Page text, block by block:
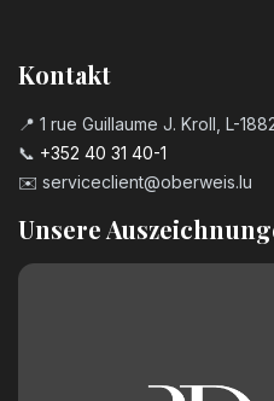
Kontakt
📍 1 rue Guillaume J. Kroll, L-
📞 +352 40 31 40-1
✉️ serviceclient@oberweis.lu
Unsere